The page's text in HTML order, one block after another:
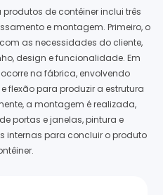
de contêiner inclui três
e montagem. Primeiro, o
as necessidades do cliente,
design e funcionalidade. Em
na fábrica, envolvendo
flexão para produzir a estrutura
a montagem é realizada,
portas e janelas, pintura e
internas para concluir o produto